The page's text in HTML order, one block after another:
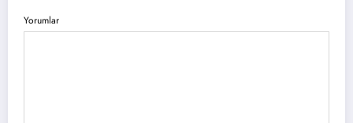
Yorumlar